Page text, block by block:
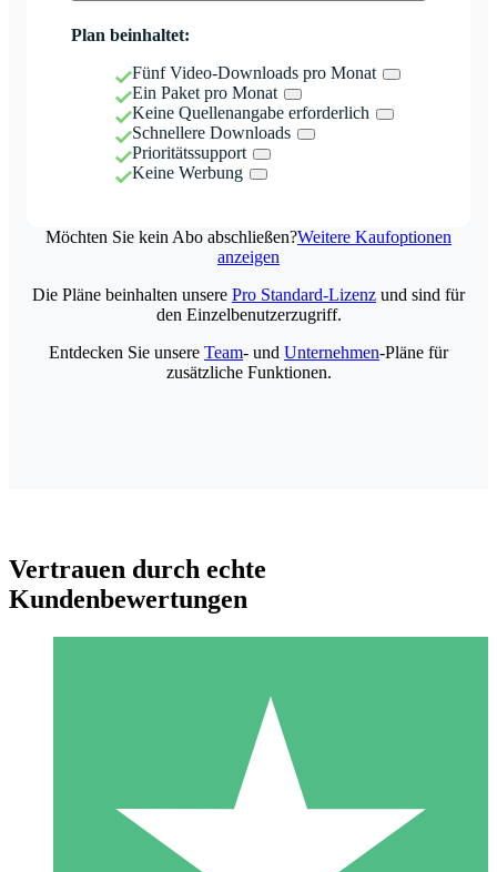
Plan beinhaltet:
Fünf Video-Downloads pro Monat
Ein Paket pro Monat
Keine Quellenangabe erforderlich
Schnellere Downloads
Prioritätssupport
Keine Werbung
Möchten Sie kein Abo abschließen?Weitere Kaufoptionen
anzeigen
Individuelle Credit-Pakete
Zahlen Sie nach Bedarf mit Download-Credits. Keine
monatliche Verpflichtung erforderlich.
Die Pläne beinhalten unsere Pro Standard-Lizenz und sind für
den Einzelbenutzerzugriff.
Entdecken Sie unsere Team- und Unternehmen-Pläne für
zusätzliche Funktionen.
Vertrauen durch echte
Kundenbewertungen